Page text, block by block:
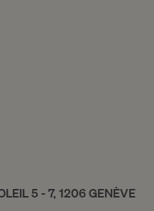
5 - 7, 1206 GENÈVE